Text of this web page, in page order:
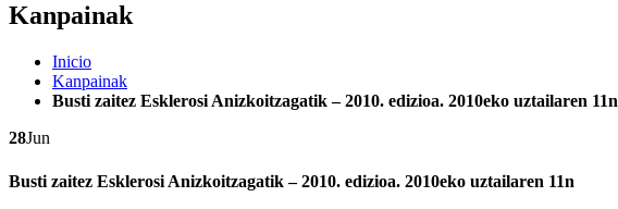
Kanpainak
Inicio
Kanpainak
Busti zaitez Esklerosi Anizkoitzagatik – 2010. edizioa. 2010eko uztailaren 11n
28Jun
Busti zaitez Esklerosi Anizkoitzagatik – 2010. edizioa. 2010eko uztailaren 11n